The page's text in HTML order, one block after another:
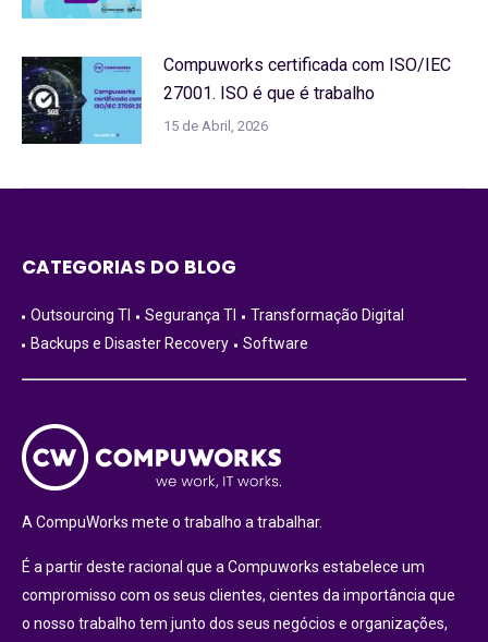
Compuworks certificada com ISO/IEC
27001. ISO é que é trabalho
15 de Abril, 2026
CATEGORIAS DO BLOG
Outsourcing TI Segurança TI
Transformação Digital
Backups e Disaster Recovery
Software
A CompuWorks mete o trabalho a trabalhar.
É a partir deste racional que a Compuworks estabelece um
compromisso com os seus clientes, cientes da importância que
o nosso trabalho tem junto dos seus negócios e organizações,